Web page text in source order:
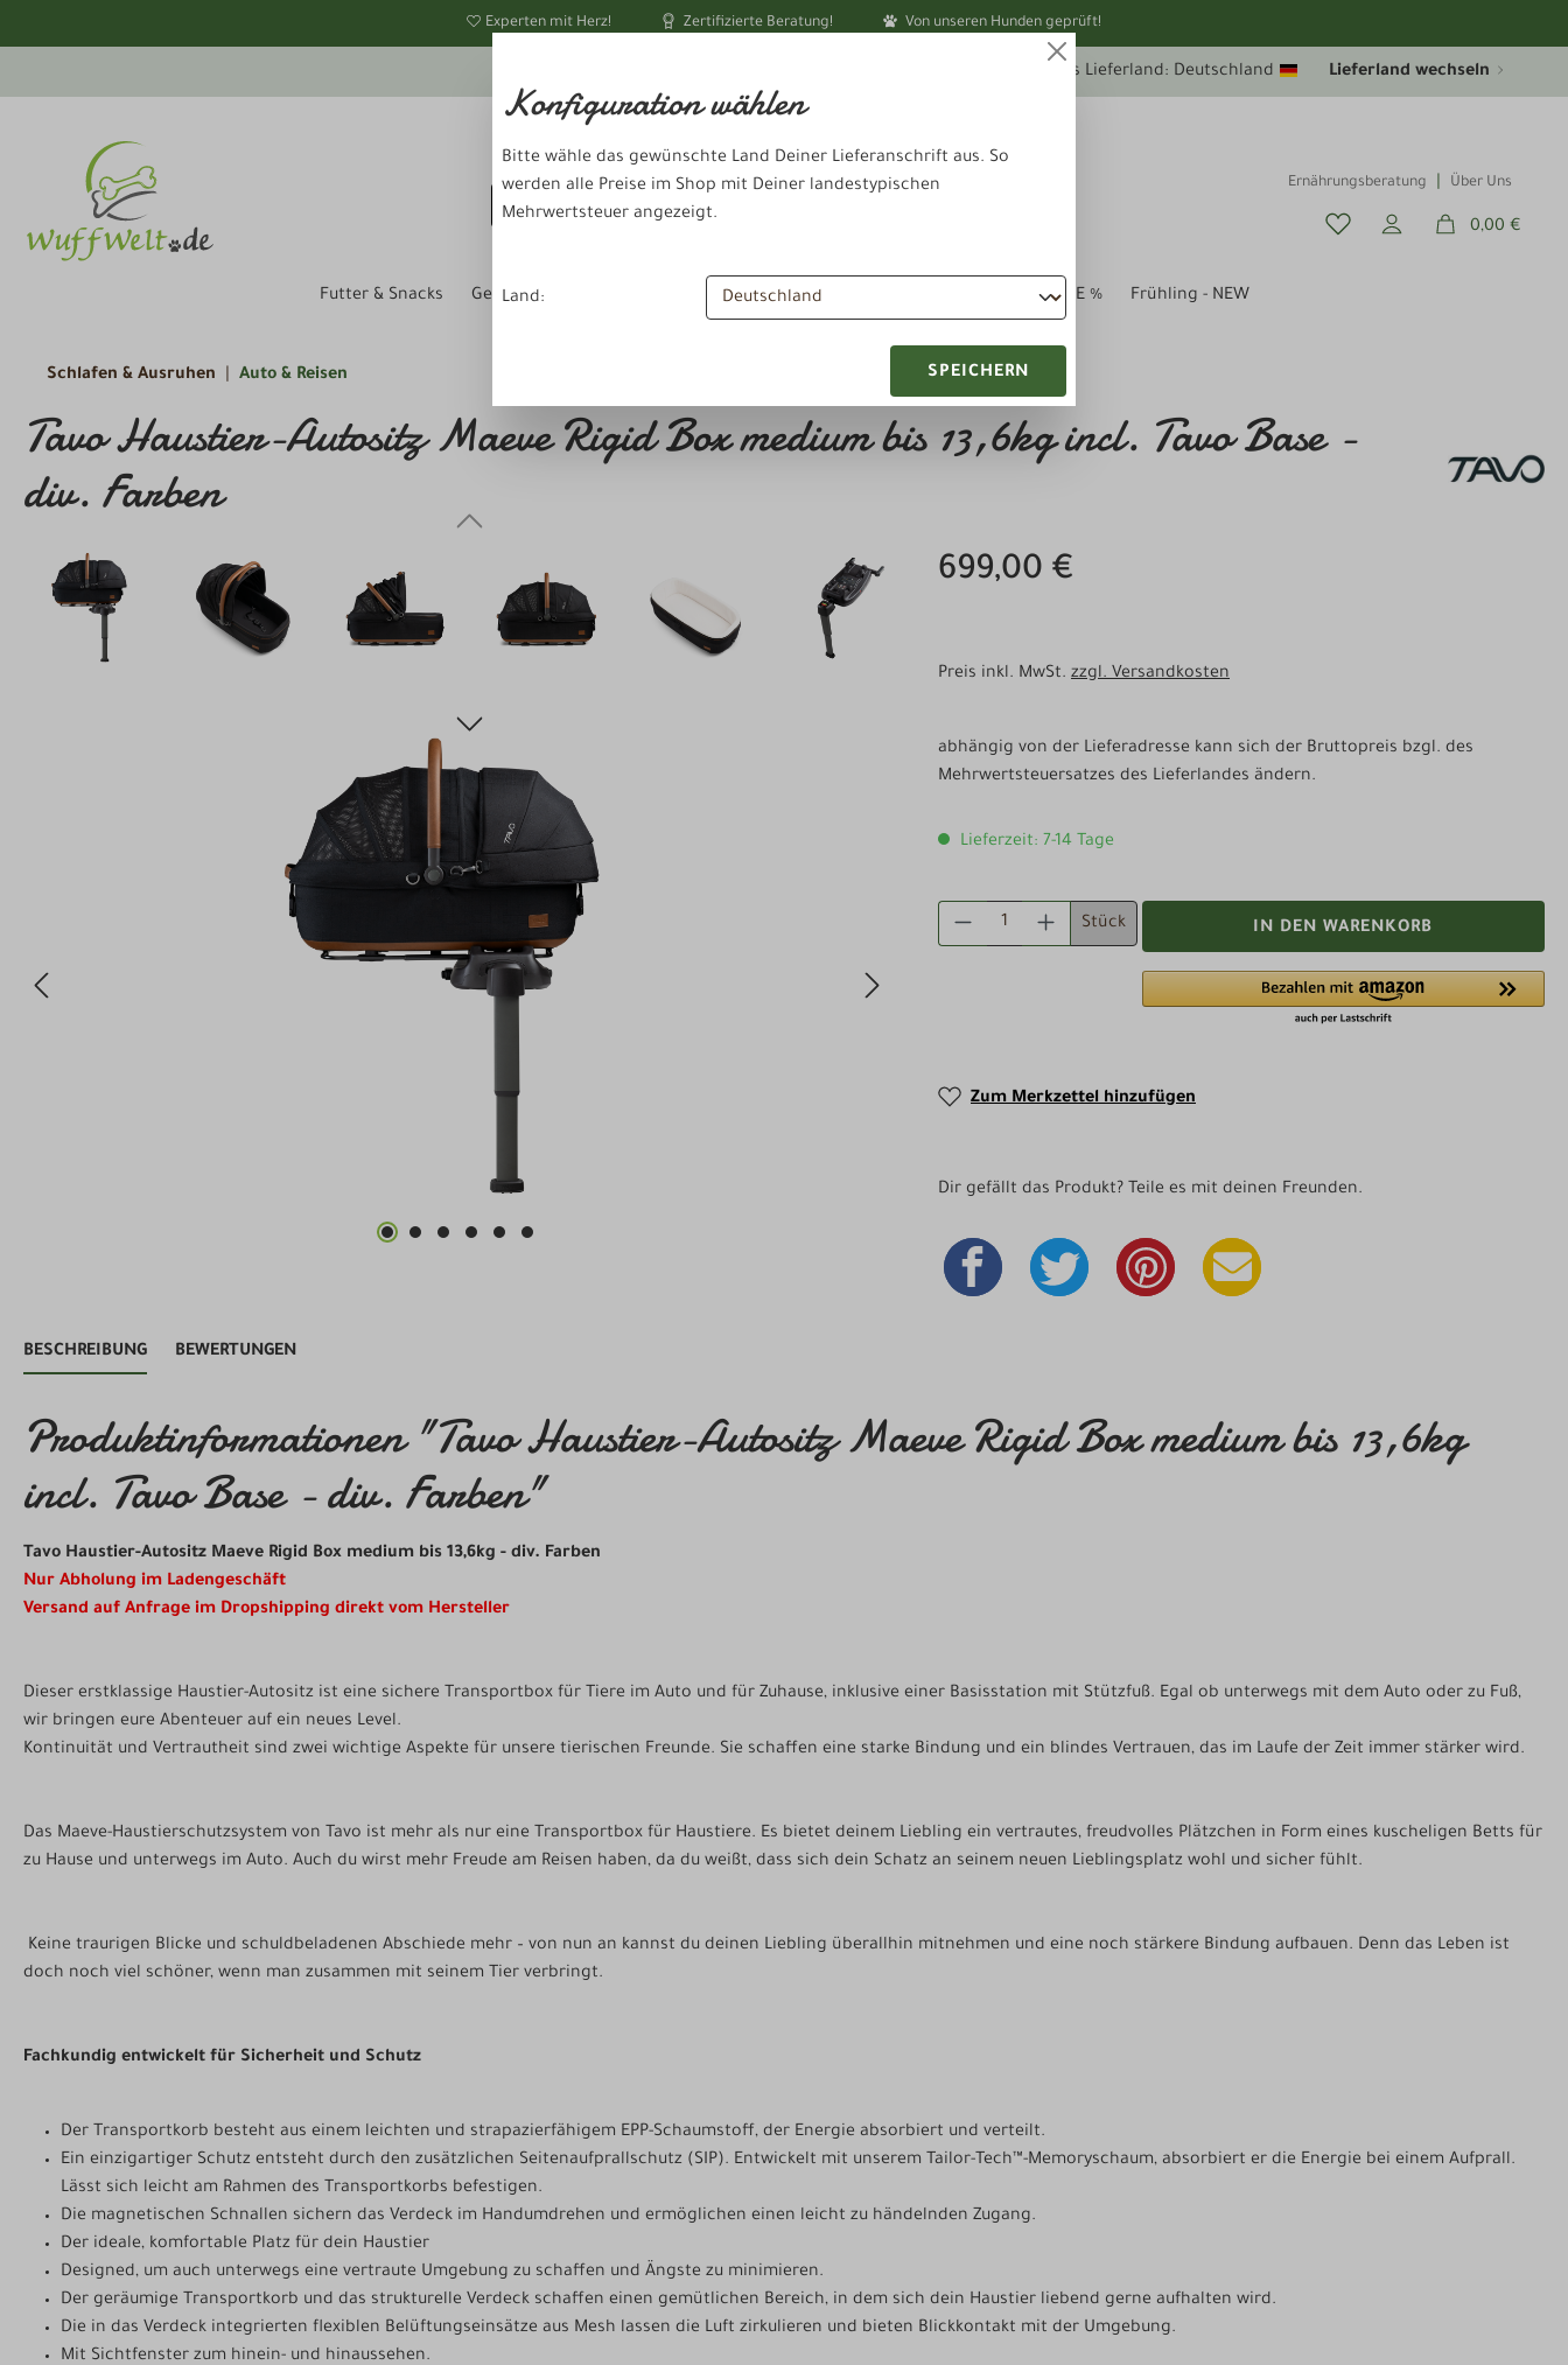
Experten mit Herz! Zertifizierte Beratung! Von unseren Hunden geprüft!
Ihr aktuelles Lieferland: Deutschland Lieferland wechseln
Ernährungsberatung Über Uns
0,00 €
Futter & Snacks Gesundheit & Pflege Schlafen & Ausruhen SALE % Frühling - NEW
Schlafen & Ausruhen Auto & Reisen
Tavo Haustier-Autositz Maeve Rigid Box medium bis 13,6kg incl. Tavo Base -
div. Farben
Bildergalerie überspringen
699,00 €
Preis inkl. MwSt. zzgl. Versandkosten
abhängig von der Lieferadresse kann sich der Bruttopreis bzgl. des
Mehrwertsteuersatzes des Lieferlandes ändern.
Lieferzeit: 7-14 Tage
PRODUKT ANZAHL: GIB DEN GEWÜNSCHTEN WERT
Stück IN DEN WARENKORB
Zum Merkzettel hinzufügen
Dir gefällt das Produkt? Teile es mit deinen Freunden.
BESCHREIBUNG BEWERTUNGEN
Produktinformationen "Tavo Haustier-Autositz Maeve Rigid Box medium bis 13,6kg
incl. Tavo Base - div. Farben"
Tavo Haustier-Autositz Maeve Rigid Box medium bis 13,6kg - div. Farben
Nur Abholung im Ladengeschäft
Versand auf Anfrage im Dropshipping direkt vom Hersteller
Dieser erstklassige Haustier-Autositz ist eine sichere Transportbox für Tiere im Auto und für Zuhause, inklusive einer Basisstation mit Stützfuß. Egal ob unterwegs mit dem Auto oder zu Fuß,
wir bringen eure Abenteuer auf ein neues Level.
Kontinuität und Vertrautheit sind zwei wichtige Aspekte für unsere tierischen Freunde. Sie schaffen eine starke Bindung und ein blindes Vertrauen, das im Laufe der Zeit immer stärker wird.
Das Maeve-Haustierschutzsystem von Tavo ist mehr als nur eine Transportbox für Haustiere. Es bietet deinem Liebling ein vertrautes, freudvolles Plätzchen in Form eines kuscheligen Betts für
zu Hause und unterwegs im Auto. Auch du wirst mehr Freude am Reisen haben, da du weißt, dass sich dein Schatz an seinem neuen Lieblingsplatz wohl und sicher fühlt.
Keine traurigen Blicke und schuldbeladenen Abschiede mehr – von nun an kannst du deinen Liebling überallhin mitnehmen und eine noch stärkere Bindung aufbauen. Denn das Leben ist
doch noch viel schöner, wenn man zusammen mit seinem Tier verbringt.
Fachkundig entwickelt für Sicherheit und Schutz
Der Transportkorb besteht aus einem leichten und strapazierfähigem EPP-Schaumstoff, der Energie absorbiert und verteilt.
Ein einzigartiger Schutz entsteht durch den zusätzlichen Seitenaufprallschutz (SIP). Entwickelt mit unserem Tailor-Tech™-Memoryschaum, absorbiert er die Energie bei einem Aufprall.
Lässt sich leicht am Rahmen des Transportkorbs befestigen.
Die magnetischen Schnallen sichern das Verdeck im Handumdrehen und ermöglichen einen leicht zu händelnden Zugang.
Der ideale, komfortable Platz für dein Haustier
Designed, um auch unterwegs eine vertraute Umgebung zu schaffen und Ängste zu minimieren.
Der geräumige Transportkorb und das strukturelle Verdeck schaffen einen gemütlichen Bereich, in dem sich dein Haustier liebend gerne aufhalten wird.
Die in das Verdeck integrierten flexiblen Belüftungseinsätze aus Mesh lassen die Luft zirkulieren und bieten Blickkontakt mit der Umgebung.
Mit Sichtfenster zum hinein- und hinaussehen.
Konfiguration wählen
Bitte wähle das gewünschte Land Deiner Lieferanschrift aus. So
werden alle Preise im Shop mit Deiner landestypischen
Mehrwertsteuer angezeigt.
Land:
SPEICHERN